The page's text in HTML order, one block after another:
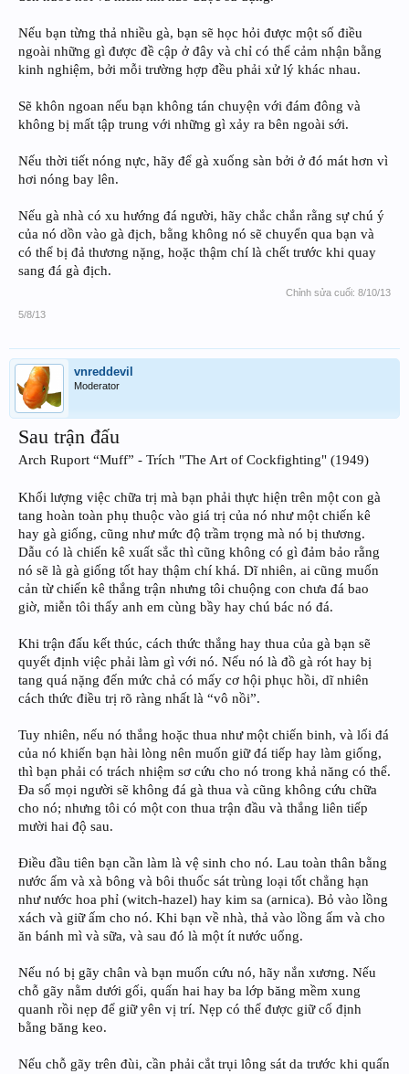
Nếu bạn từng thả nhiều gà, bạn sẽ học hỏi được một số điều
ngoài những gì được đề cập ở đây và chỉ có thể cảm nhận bằng
kinh nghiệm, bởi mỗi trường hợp đều phải xử lý khác nhau.
Sẽ khôn ngoan nếu bạn không tán chuyện với đám đông và
không bị mất tập trung với những gì xảy ra bên ngoài sới.
Nếu thời tiết nóng nực, hãy để gà xuống sàn bởi ở đó mát hơn vì
hơi nóng bay lên.
Nếu gà nhà có xu hướng đá người, hãy chắc chắn rằng sự chú ý
của nó dồn vào gà địch, bằng không nó sẽ chuyển qua bạn và
có thể bị đả thương nặng, hoặc thậm chí là chết trước khi quay
sang đá gà địch.
Chỉnh sửa cuối: 8/10/13
5/8/13
vnreddevil
Moderator
Sau trận đấu
Arch Ruport “Muff” - Trích "The Art of Cockfighting" (1949)
Khối lượng việc chữa trị mà bạn phải thực hiện trên một con gà
tang hoàn toàn phụ thuộc vào giá trị của nó như một chiến kê
hay gà giống, cũng như mức độ trầm trọng mà nó bị thương.
Dẫu có là chiến kê xuất sắc thì cũng không có gì đảm bảo rằng
nó sẽ là gà giống tốt hay thậm chí khá. Dĩ nhiên, ai cũng muốn
cản từ chiến kê thắng trận nhưng tôi chuộng con chưa đá bao
giờ, miễn tôi thấy anh em cùng bầy hay chú bác nó đá.
Khi trận đấu kết thúc, cách thức thắng hay thua của gà bạn sẽ
quyết định việc phải làm gì với nó. Nếu nó là đồ gà rót hay bị
tang quá nặng đến mức chả có mấy cơ hội phục hồi, dĩ nhiên
cách thức điều trị rõ ràng nhất là “vô nồi”.
Tuy nhiên, nếu nó thắng hoặc thua như một chiến binh, và lối đá
của nó khiến bạn hài lòng nên muốn giữ đá tiếp hay làm giống,
thì bạn phải có trách nhiệm sơ cứu cho nó trong khả năng có thể.
Đa số mọi người sẽ không đá gà thua và cũng không cứu chữa
cho nó; nhưng tôi có một con thua trận đầu và thắng liên tiếp
mười hai độ sau.
Điều đầu tiên bạn cần làm là vệ sinh cho nó. Lau toàn thân bằng
nước ấm và xà bông và bôi thuốc sát trùng loại tốt chẳng hạn
như nước hoa phỉ (witch-hazel) hay kim sa (arnica). Bỏ vào lồng
xách và giữ ấm cho nó. Khi bạn về nhà, thả vào lồng ấm và cho
ăn bánh mì và sữa, và sau đó là một ít nước uống.
Nếu nó bị gãy chân và bạn muốn cứu nó, hãy nắn xương. Nếu
chỗ gãy nằm dưới gối, quấn hai hay ba lớp băng mềm xung
quanh rồi nẹp để giữ yên vị trí. Nẹp có thể được giữ cố định
bằng băng keo.
Nếu chỗ gãy trên đùi, cần phải cắt trụi lông sát da trước khi quấn